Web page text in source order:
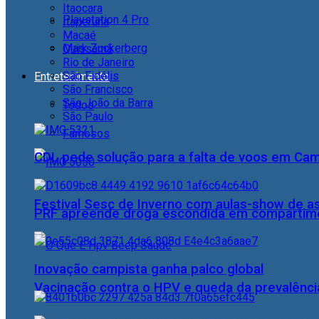
Playstation 4 Pro
Mark Zuckerberg
Entretenimento
Todos
Famosos
Festival Sesc de Inverno com aulas-show de
Vacinação contra o HPV e queda da
Itaocara
Itaperuna
Macaé
Quissamã
Rio de Janeiro
São Fidélis
São Francisco
São João da Barra
São Paulo
CDL pede solução para a falta de voos em
PRF apreende droga escondida em
Inovação campista ganha palco global